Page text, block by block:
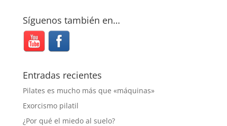
Síguenos también en…
Entradas recientes
Pilates es mucho más que «máquinas»
Exorcismo pilatil
¿Por qué el miedo al suelo?